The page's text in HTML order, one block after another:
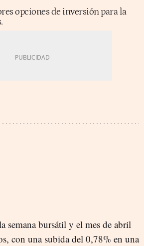
opciones de inversión para la
semana bursátil y el mes de abril
con una subida del 0,78% en una